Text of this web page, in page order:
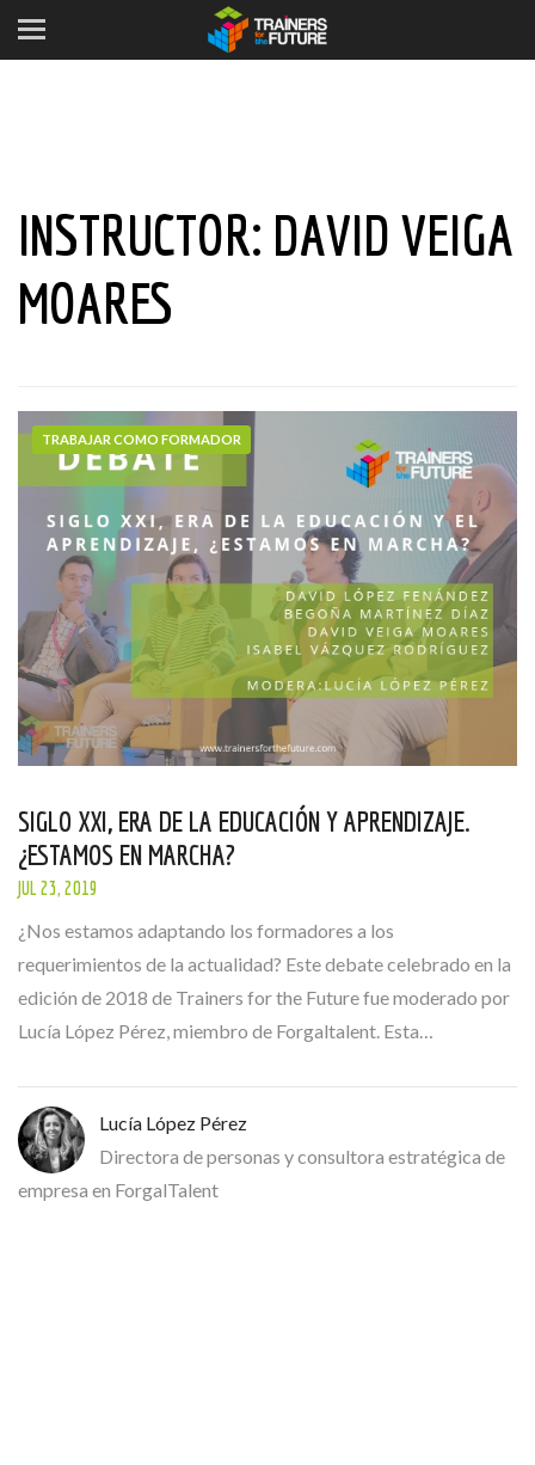
INSTRUCTOR: DAVID VEIGA
MOARES
TRABAJAR COMO FORMADOR
SIGLO XXI, ERA DE LA EDUCACIÓN Y APRENDIZAJE.
¿ESTAMOS EN MARCHA?
JUL 23, 2019
¿Nos estamos adaptando los formadores a los
requerimientos de la actualidad? Este debate celebrado en la
edición de 2018 de Trainers for the Future fue moderado por
Lucía López Pérez, miembro de Forgaltalent. Esta…
Lucía López Pérez
Directora de personas y consultora estratégica de
empresa en ForgalTalent